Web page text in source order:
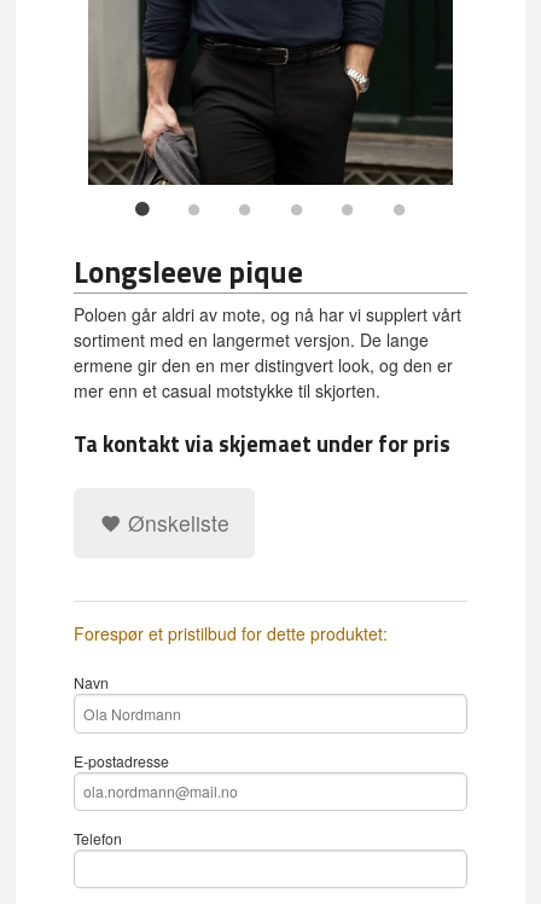
Longsleeve pique
Poloen går aldri av mote, og nå har vi supplert vårt
sortiment med en langermet versjon. De lange
ermene gir den en mer distingvert look, og den er
mer enn et casual motstykke til skjorten.
Ta kontakt via skjemaet under for pris
Ønskeliste
Forespør et pristilbud for dette produktet:
Navn
E-postadresse
Telefon